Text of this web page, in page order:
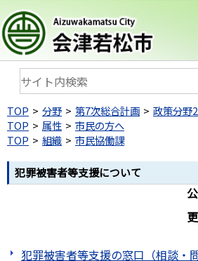
TOP 分野 第7次総合計画
政策分野
TOP
属性
市民の方へ
TOP
組織 市民協働課
犯罪被害者等支援について
犯罪被害者等支援の窓口（相談・